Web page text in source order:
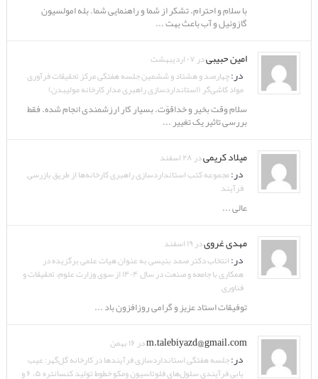
با سلام و احترام. تشکر از شما و راهنمایی شما. بله امولسیون
گازوئیل و آب باعث بهت ...
امین حبیبیدر ۰۷ اردیبهشت
در:چهارصد و هشتاد و ششمین جلسه هفتگی مرکز تحقیقات فرآوری
مواد کاشی‌گر (استانداردسازی راهبری مدار کارخانه مولیبدن)
سلام وقت بخیر و خداقوّت. بسیار کار ارزشمندی انجام شده. فقط
بررسی تاثیر یک تغییر ...
میلاد کریمیدر ۲۸ اسفند
در:مجموعه کتب استانداردسازی راهبری کارخانه‌ها از طریق بازرسی
فرآیند
عالی ...
مهدی غرویدر ۱۹ اسفند
در:انتخاب دکتر صمد بنیسی به عنوان هیات علمی برگزیده در
همکاری با جامعه و صنعت در سال ۱۴۰۴ از سوی وزارت علوم، تحقیقات و
فناوری
توفیقات استاد عزیز و گرامی روزافزون باد ...
m.talebiyazd@gmail.comدر ۱۶ بهمن
در:جلسه هفتگی استانداردسازی فرآیندها در کارخانه گل‌گهر: عیب
یابی فرآیندی سلول‌های فلوتاسیون ومکو خطوط تولید کنسانتره ۵، ۶ و